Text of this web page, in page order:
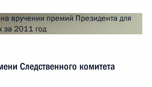
Следственного комитета